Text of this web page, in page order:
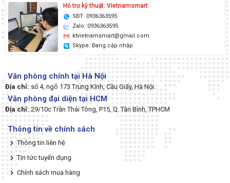
Hỗ trợ kỹ thuật: Vietnamsmart
SĐT: 0936363595
Zalo: 0936363595
ktvietnamsmart@gmail.com
Skype: Đang cập nhập
Văn phòng chính tại Hà Nội
Địa chỉ: số 4, ngõ 173 Trung Kính, Cầu Giấy, Hà Nội.
Văn phòng đại diện tại HCM
Địa chỉ: 29/10c Trần Thái Tông, P15, Q. Tân Bình, TPHCM
Thông tin về chính sách
Thông tin liên hệ
Tin tức tuyển dụng
Chính sách mua hàng